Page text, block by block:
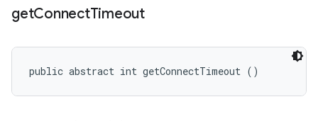
getConnectTimeout
public abstract int getConnectTimeout ()